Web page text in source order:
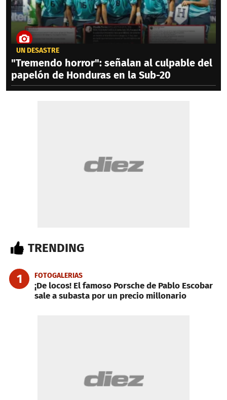
UN DESASTRE
"Tremendo horror": señalan al culpable del
papelón de Honduras en la Sub-20
TRENDING
1 FOTOGALERIAS
¡De locos! El famoso Porsche de Pablo Escobar
sale a subasta por un precio millonario